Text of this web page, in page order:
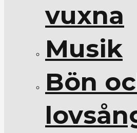
vuxna
Musik
Bön